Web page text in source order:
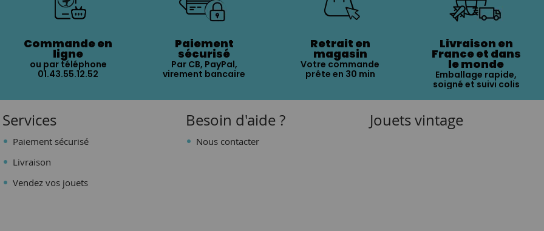
Commande en
ligne
ou par téléphone
01.43.55.12.52
Paiement
sécurisé
Par CB, PayPal,
virement bancaire
Retrait en
magasin
Votre commande
prête en 30 min
Livraison en
France et dans
le monde
Emballage rapide,
soigné et suivi colis
Services
Paiement sécurisé
Livraison
Vendez vos jouets
Besoin d'aide ?
Nous contacter
Jouets vintage